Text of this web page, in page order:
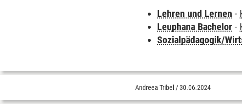
Lehren und Lernen -
Leuphana Bachelor -
Sozialpädagogik/
Andreea Tribel /30.06.2024